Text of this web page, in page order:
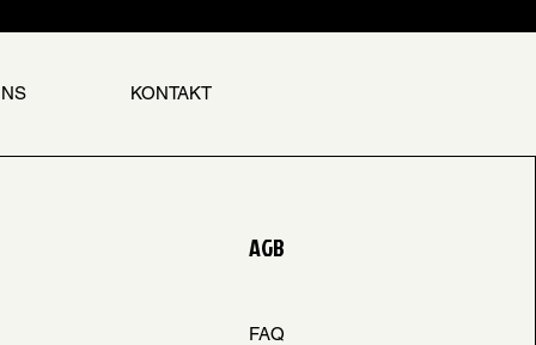
KONTAKT
AGB
FAQ